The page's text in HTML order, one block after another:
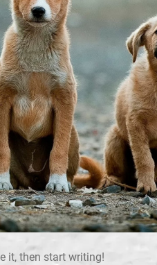
it, then start writing!